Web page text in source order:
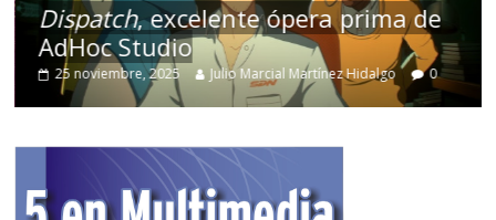
Dispatch, excelente ópera prima de
AdHoc Studio
25 noviembre, 2025 Julio Marcial Martínez Hidalgo 0